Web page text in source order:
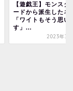
【遊戯王】モンスタ
ードから派生したネ
「ワイトもそう思い
す」...
2023年3